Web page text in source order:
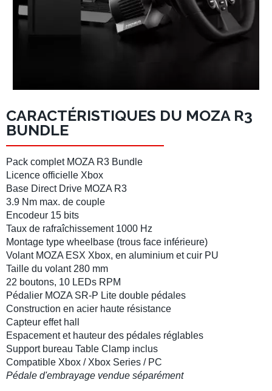
CARACTÉRISTIQUES DU MOZA R3
BUNDLE
Pack complet MOZA R3 Bundle
Licence officielle Xbox
Base Direct Drive MOZA R3
3.9 Nm max. de couple
Encodeur 15 bits
Taux de rafraîchissement 1000 Hz
Montage type wheelbase (trous face inférieure)
Volant MOZA ESX Xbox, en aluminium et cuir PU
Taille du volant 280 mm
22 boutons, 10 LEDs RPM
Pédalier MOZA SR-P Lite double pédales
Construction en acier haute résistance
Capteur effet hall
Espacement et hauteur des pédales réglables
Support bureau Table Clamp inclus
Compatible Xbox / Xbox Series / PC
Pédale d'embrayage vendue séparément